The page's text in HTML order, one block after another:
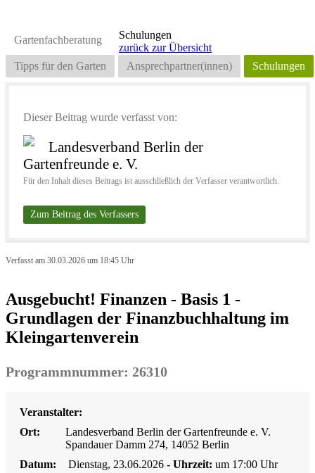
Gartenfachberatung
Tipps für den Garten Ansprechpartner(innen) Schulungen
Schulungen
zurück zur Übersicht
Dieser Beitrag wurde verfasst von:
Landesverband Berlin der
Gartenfreunde e. V.
Für den Inhalt dieses Beitrags ist ausschließlich der Verfasser verantwortlich.
Zum Beitrag des Verfassers
Verfasst am 30.03.2026 um 18:45 Uhr
Ausgebucht! Finanzen - Basis 1 -
Grundlagen der Finanzbuchhaltung im
Kleingartenverein
Programmnummer: 26310
Veranstalter:
Ort:
Landesverband Berlin der Gartenfreunde e. V.
Spandauer Damm 274, 14052 Berlin
Datum:
Dienstag, 23.06.2026 - Uhrzeit: um 17:00 Uhr